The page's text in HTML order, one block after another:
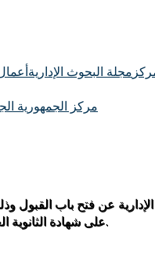
مجلة البحوث الإدارية
مركز الجمهورية
عن فتح باب القبول
على شهادة الثانوية العامة المصرية بنظاميها أو ما يُعادلها والأزهرية والدولية والوافدين للالتحاق بالأكاديمية بالفصل الدراسي الأول للعام الجامعي 2027-2026.